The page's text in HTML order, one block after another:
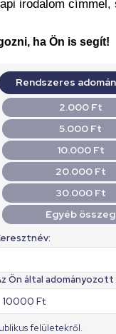
irodalom címmel,
ha Ön is segít!